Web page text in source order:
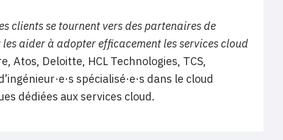
clients se tournent vers des partenaires de
aider à adopter efficacement les services cloud
Atos, Deloitte, HCL Technologies, TCS,
spécialisé·e·s dans le cloud
dédiées aux services cloud.